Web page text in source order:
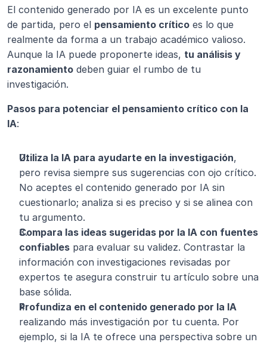
El contenido generado por IA es un excelente punto
de partida, pero el pensamiento crítico es lo que
realmente da forma a un trabajo académico valioso.
Aunque la IA puede proponerte ideas, tu análisis y
razonamiento deben guiar el rumbo de tu
investigación.
Pasos para potenciar el pensamiento crítico con la
IA:
Utiliza la IA para ayudarte en la investigación,
pero revisa siempre sus sugerencias con ojo crítico.
No aceptes el contenido generado por IA sin
cuestionarlo; analiza si es preciso y si se alinea con
tu argumento.
Compara las ideas sugeridas por la IA con fuentes
confiables para evaluar su validez. Contrastar la
información con investigaciones revisadas por
expertos te asegura construir tu artículo sobre una
base sólida.
Profundiza en el contenido generado por la IA
realizando más investigación por tu cuenta. Por
ejemplo, si la IA te ofrece una perspectiva sobre un